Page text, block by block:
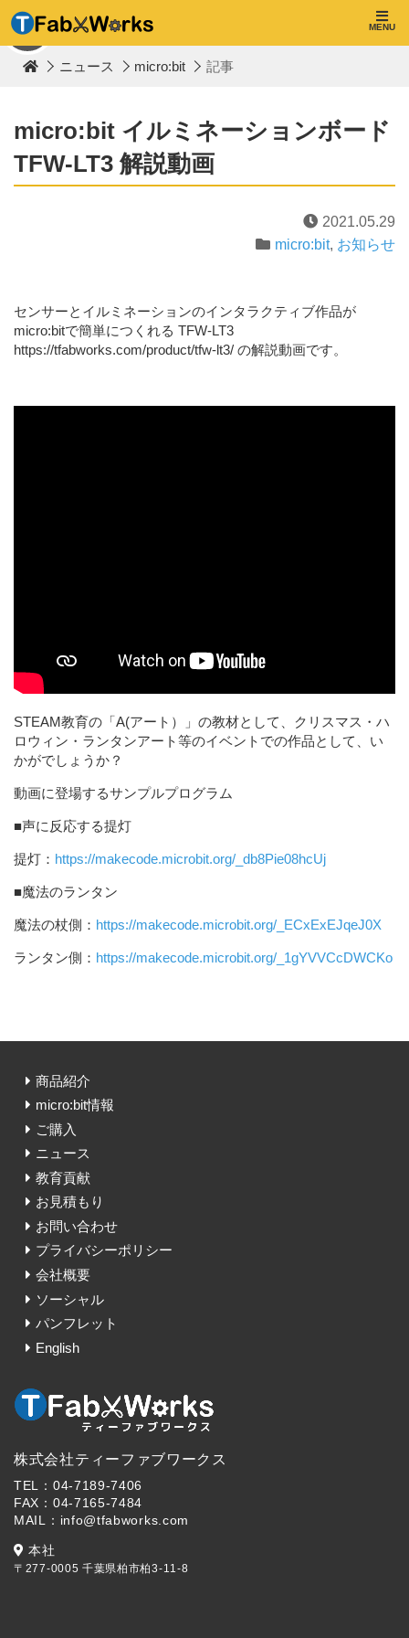
TOP
a
W
s
MENU
ニュース micro:bit 記事
micro:bit イルミネーションボード
TFW-LT3 解説動画
2021.05.29
micro:bit, お知らせ
センサーとイルミネーションのインタラクティブ作品が
micro:bitで簡単につくれる TFW-LT3
https://tfabworks.com/product/tfw-lt3/ の解説動画です。
STEAM教育の「A(アート）」の教材として、クリスマス・ハ
ロウィン・ランタンアート等のイベントでの作品として、い
かがでしょうか？
動画に登場するサンプルプログラム
■声に反応する提灯
提灯： https://makecode.microbit.org/_db8Pie08hcUj
■魔法のランタン
魔法の杖側： https://makecode.microbit.org/_ECxExEJqeJ0X
ランタン側： https://makecode.microbit.org/_1gYVVCcDWCKo
商品紹介
micro:bit情報
ご購入
ニュース
教育貢献
お見積もり
お問い合わせ
プライバシーポリシー
会社概要
ソーシャル
パンフレット
English
株式会社ティーファブワークス
TEL：04-7189-7406
FAX：04-7165-7484
MAIL：info@tfabworks.com
本社
〒277-0005 千葉県柏市柏3-11-8